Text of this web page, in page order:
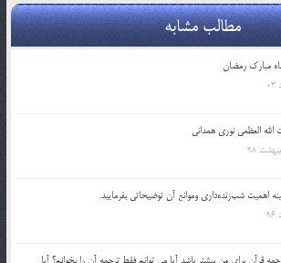
مطالب مشابه
مبارک رمضان
العظمی نوری همدانی
اهميت شب‌زنده‌داري وموانع آن توضيحاتي بفرماييد.